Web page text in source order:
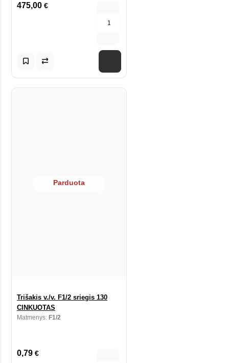
475,00 €
Parduota
Trišakis v./v. F1/2 sriegis 130
CINKUOTAS
Matmenys: F1/2
0,79 €